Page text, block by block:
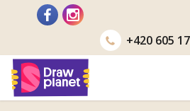
Перейти
+420605